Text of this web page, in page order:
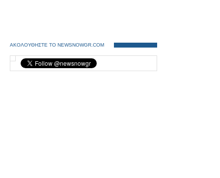
ΑΚΟΛΟΥΘΗΣΤΕ ΤΟ NEWSNOWGR.COM